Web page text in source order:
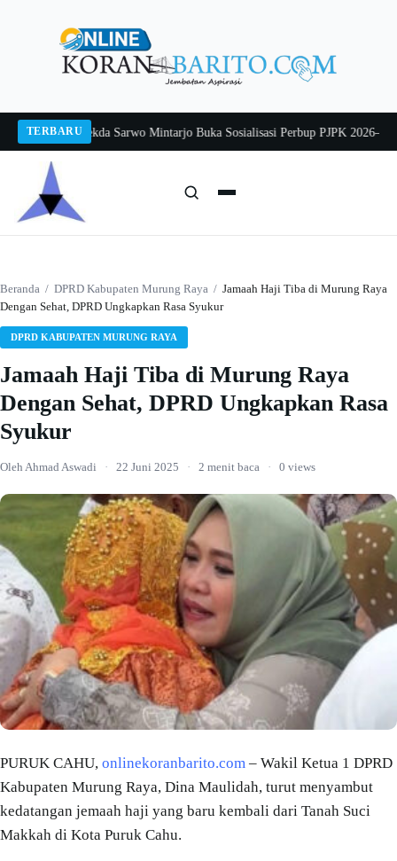
TERBARU
2026Pj Sekda Sarwo Mintarjo Buka Sosialisasi Perbup PJPK 2026–2030
Beranda / DPRD Kabupaten Murung Raya / Jamaah Haji Tiba di Murung Raya
Dengan Sehat, DPRD Ungkapkan Rasa Syukur
DPRD KABUPATEN MURUNG RAYA
Jamaah Haji Tiba di Murung Raya
Dengan Sehat, DPRD Ungkapkan Rasa
Syukur
Oleh Ahmad Aswadi · 22 Juni 2025 · 2 menit baca · 0 views
PURUK CAHU, onlinekoranbarito.com – Wakil Ketua 1 DPRD
Kabupaten Murung Raya, Dina Maulidah, turut menyambut
kedatangan jemaah haji yang baru kembali dari Tanah Suci
Makkah di Kota Puruk Cahu.